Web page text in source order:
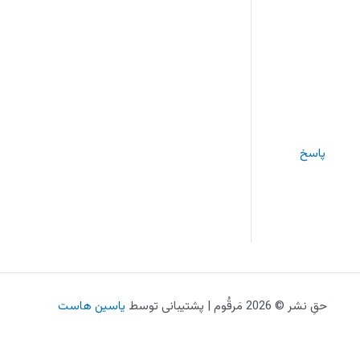
پاسخ
حقِ نشر © 2026 مَرقُوم | پشتیبانی توسط یاسین هاست